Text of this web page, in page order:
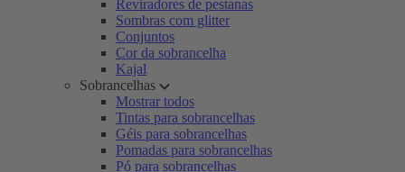
Reviradores de pestanas
Sombras com glitter
Conjuntos
Cor da sobrancelha
Kajal
Sobrancelhas
Mostrar todos
Tintas para sobrancelhas
Géis para sobrancelhas
Pomadas para sobrancelhas
Pó para sobrancelhas